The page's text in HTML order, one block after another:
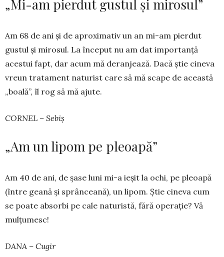
„Mi-am pierdut gustul și mirosul”
Am 68 de ani și de apro­ximativ un an mi-am pier­dut
gustul și mirosul. La început nu am dat im­por­tanță
acestui fapt, dar acum mă deran­jează. Da­că știe cineva
vreun tratament naturist care să mă scape de această
„boală”, îl rog să mă ajute.
CORNEL – Sebiș
„Am un lipom pe pleoapă”
Am 40 de ani, de șase luni mi-a ieșit la ochi, pe pleoa­pă
(între geană și sprân­ceană), un lipom. Știe cineva cum
se poate ab­sorbi pe cale na­tu­ristă, fără operație? Vă
mul­țu­mesc!
DANA – Cugir